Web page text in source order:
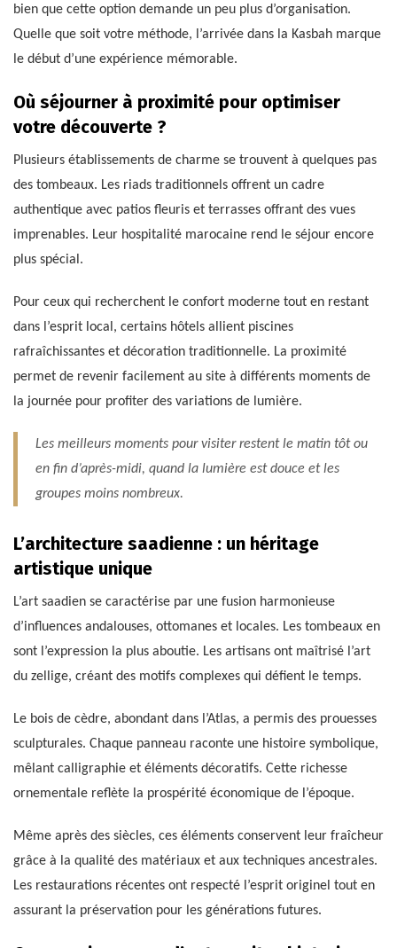
bien que cette option demande un peu plus d’organisation.
Quelle que soit votre méthode, l’arrivée dans la Kasbah marque
le début d’une expérience mémorable.
Où séjourner à proximité pour optimiser
votre découverte ?
Plusieurs établissements de charme se trouvent à quelques pas
des tombeaux. Les riads traditionnels offrent un cadre
authentique avec patios fleuris et terrasses offrant des vues
imprenables. Leur hospitalité marocaine rend le séjour encore
plus spécial.
Pour ceux qui recherchent le confort moderne tout en restant
dans l’esprit local, certains hôtels allient piscines
rafraîchissantes et décoration traditionnelle. La proximité
permet de revenir facilement au site à différents moments de
la journée pour profiter des variations de lumière.
Les meilleurs moments pour visiter restent le matin tôt ou
en fin d’après-midi, quand la lumière est douce et les
groupes moins nombreux.
L’architecture saadienne : un héritage
artistique unique
L’art saadien se caractérise par une fusion harmonieuse
d’influences andalouses, ottomanes et locales. Les tombeaux en
sont l’expression la plus aboutie. Les artisans ont maîtrisé l’art
du zellige, créant des motifs complexes qui défient le temps.
Le bois de cèdre, abondant dans l’Atlas, a permis des prouesses
sculpturales. Chaque panneau raconte une histoire symbolique,
mêlant calligraphie et éléments décoratifs. Cette richesse
ornementale reflète la prospérité économique de l’époque.
Même après des siècles, ces éléments conservent leur fraîcheur
grâce à la qualité des matériaux et aux techniques ancestrales.
Les restaurations récentes ont respecté l’esprit originel tout en
assurant la préservation pour les générations futures.